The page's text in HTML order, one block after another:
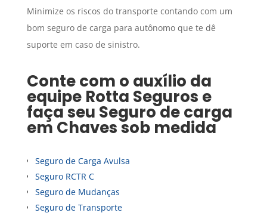
Minimize os riscos do transporte contando com um
bom seguro de carga para autônomo que te dê
suporte em caso de sinistro.
Conte com o auxílio da
equipe Rotta Seguros e
faça seu Seguro de carga
em Chavessob medida
Seguro de Carga Avulsa
Seguro RCTR C
Seguro de Mudanças
Seguro de Transporte